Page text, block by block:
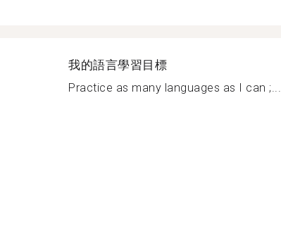
我的語言學習目標
Practice as many languages as I can ;...